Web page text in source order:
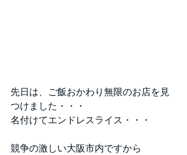
先日は、ご飯おかわり無限のお店を見
つけました・・・
名付けてエンドレスライス・・・
競争の激しい大阪市内ですから